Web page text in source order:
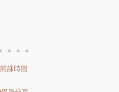
開課時間